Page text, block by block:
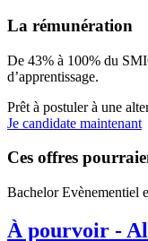
La rémunération
De 43% à 100% du
d’apprentissage.
Prêt à postuler à une
Je candidate maintenant
Ces offres
Bachelor Evènementiel
À pourvoir -